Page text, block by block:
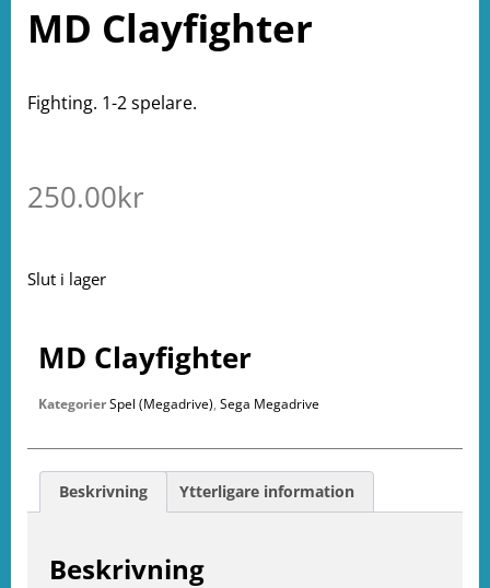
MD Clayfighter
Fighting. 1-2 spelare.
250.00kr
Slut i lager
MD Clayfighter
KategorierSpel (Megadrive), Sega Megadrive
Beskrivning Ytterligare information
Beskrivning